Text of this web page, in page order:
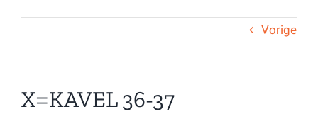
Vorige
X=KAVEL 36-37